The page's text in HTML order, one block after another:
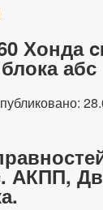
Хонда
абс
АКПП,